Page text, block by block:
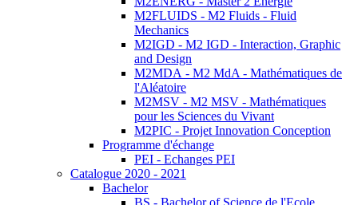
M2FLUIDS - M2 Fluids - Fluid
Mechanics
M2IGD - M2 IGD - Interaction, Graphic
and Design
M2MDA - M2 MdA - Mathématiques de
l'Aléatoire
M2MSV - M2 MSV - Mathématiques
pour les Sciences du Vivant
M2PIC - Projet Innovation Conception
Programme d'échange
PEI - Echanges PEI
Catalogue 2020 - 2021
Bachelor
BS - Bachelor of Science de l'Ecole